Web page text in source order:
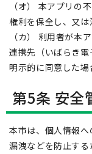
（オ） 本アプリの
権利を保全し、又は
（カ） 利用者が本
連携先（いばらき
明示的に同意した場
第5条 安全
本市は、個人情報
漏洩などを防止す